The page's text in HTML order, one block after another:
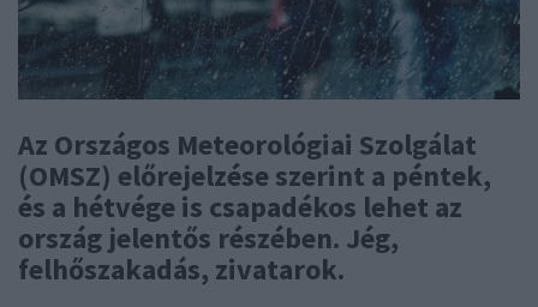
Az Országos Meteorológiai Szolgálat
(OMSZ) előrejelzése szerint a péntek,
és a hétvége is csapadékos lehet az
ország jelentős részében. Jég,
felhőszakadás, zivatarok.